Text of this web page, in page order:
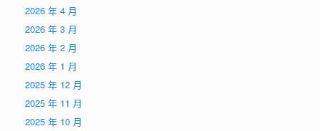
2026 年 4 月
2026 年 3 月
2026 年 2 月
2026 年 1 月
2025 年 12 月
2025 年 11 月
2025 年 10 月